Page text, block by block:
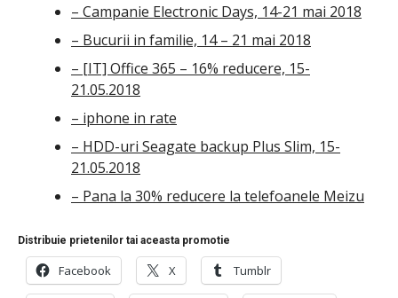
– Campanie Electronic Days, 14-21 mai 2018
– Bucurii in familie, 14 – 21 mai 2018
– [IT] Office 365 – 16% reducere, 15-
21.05.2018
– iphone in rate
– HDD-uri Seagate backup Plus Slim, 15-
21.05.2018
– Pana la 30% reducere la telefoanele Meizu
Distribuie prietenilor tai aceasta promotie
Facebook X Tumblr